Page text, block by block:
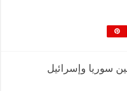
سوريا وإسرائيل